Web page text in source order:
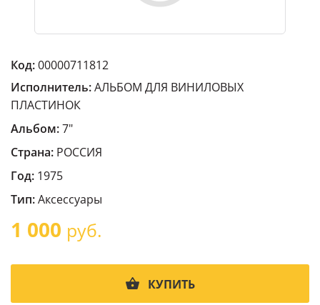
Код:00000711812
Исполнитель:АЛЬБОМ ДЛЯ ВИНИЛОВЫХ
ПЛАСТИНОК
Альбом:7"
Страна: РОССИЯ
Год: 1975
Тип:Аксессуары
1 000 руб.
КУПИТЬ